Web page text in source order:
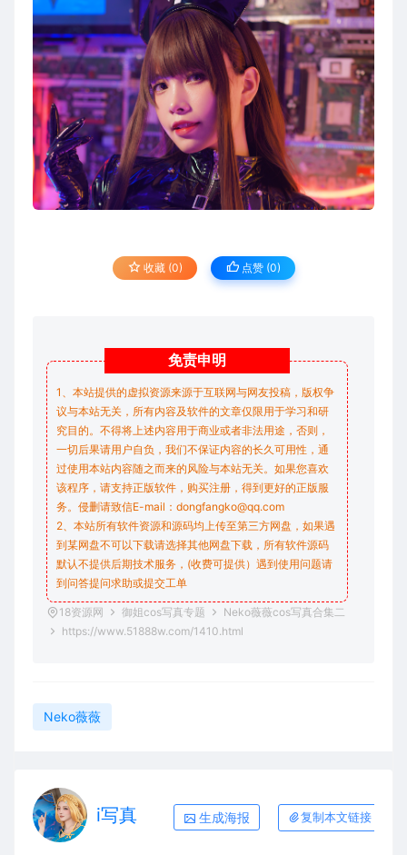
收藏 (0) 点赞 (0)
免责申明
1、本站提供的虚拟资源来源于互联网与网友投稿，版权争
议与本站无关，所有内容及软件的文章仅限用于学习和研
究目的。不得将上述内容用于商业或者非法用途，否则，
一切后果请用户自负，我们不保证内容的长久可用性，通
过使用本站内容随之而来的风险与本站无关。如果您喜欢
该程序，请支持正版软件，购买注册，得到更好的正版服
务。侵删请致信E-mail：dongfangko@qq.com
2、本站所有软件资源和源码均上传至第三方网盘，如果遇
到某网盘不可以下载请选择其他网盘下载，所有软件源码
默认不提供后期技术服务，(收费可提供）遇到使用问题请
到问答提问求助或提交工单
18资源网 御姐cos写真专题
Neko薇薇cos写真合集二
https://www.51888w.com/1410.html
Neko薇薇
i写真 生成海报 复制本文链接